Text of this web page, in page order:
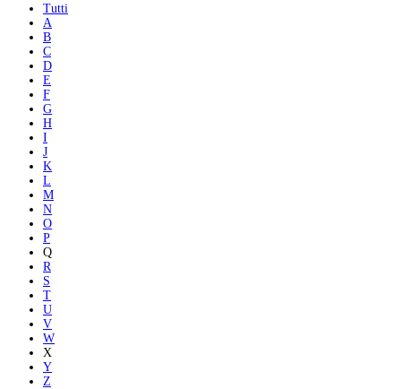
Tutti
A
B
C
D
E
F
G
H
I
J
K
L
M
N
O
P
Q
R
S
T
U
V
W
X
Y
Z